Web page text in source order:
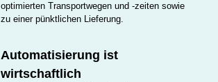
optimierten Transportwegen und -zeiten sowie
zu einer pünktlichen Lieferung.
Automatisierung ist
wirtschaftlich